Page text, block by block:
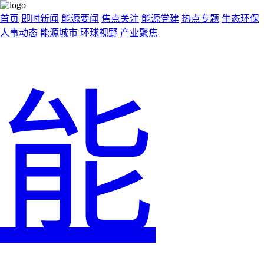
首页 即时新闻 能源要闻 焦点关注 能源党建 热点专题 生态环保
人事动态 能源城市 环球视野 产业聚焦
能